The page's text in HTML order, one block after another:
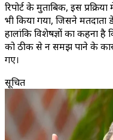
रिपोर्ट के मुताबिक, इस
भी किया गया, जिसने मतदाता
हालांकि विशेषज्ञों का कहना है
को ठीक से न समझ पाने के
गए।
सूचित